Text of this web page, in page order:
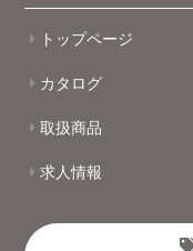
トップページ
カタログ
取扱商品
求人情報